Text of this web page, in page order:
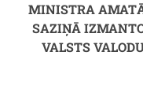
MINISTRA
SAZIŅĀ
VALSTS